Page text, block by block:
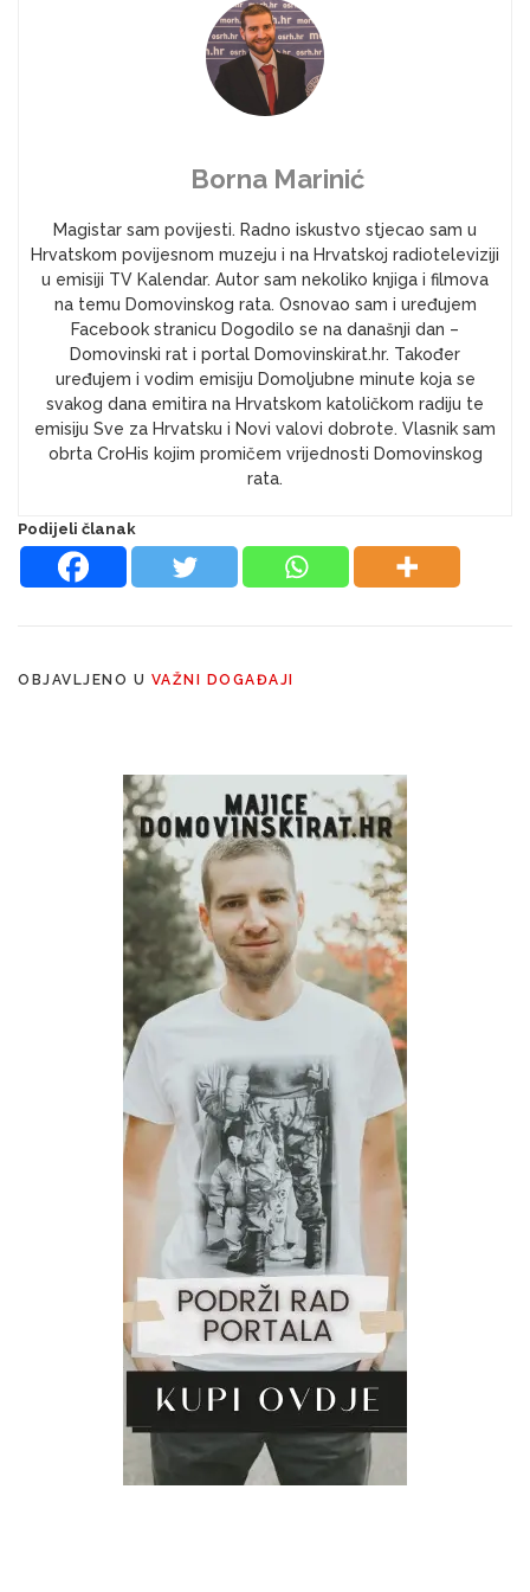
Borna Marinić
Magistar sam povijesti. Radno iskustvo stjecao sam u
Hrvatskom povijesnom muzeju i na Hrvatskoj radioteleviziji
u emisiji TV Kalendar. Autor sam nekoliko knjiga i filmova
na temu Domovinskog rata. Osnovao sam i uređujem
Facebook stranicu Dogodilo se na današnji dan –
Domovinski rat i portal Domovinskirat.hr. Također
uređujem i vodim emisiju Domoljubne minute koja se
svakog dana emitira na Hrvatskom katoličkom radiju te
emisiju Sve za Hrvatsku i Novi valovi dobrote. Vlasnik sam
obrta CroHis kojim promičem vrijednosti Domovinskog
rata.
Podijeli članak
OBJAVLJENO U VAŽNI DOGAĐAJI